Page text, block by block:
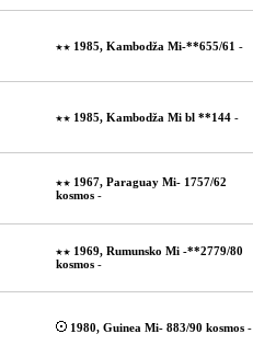
1985, Kambodža Mi-**655/61 -
1985, Kambodža Mi bl **144-
1967, Paraguay Mi- 1757/62
kosmos-
1969, Rumunsko Mi -**2779/80
kosmos-
1980, Guinea Mi- 883/90 kosmos-